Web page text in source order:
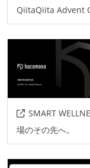
QiitaQiita Advent
SMART
場のその先へ。